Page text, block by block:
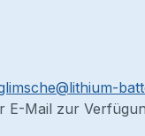
E-Mail zur